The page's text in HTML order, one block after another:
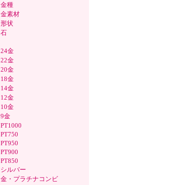
金種
金素材
形状
石
24金
22金
20金
18金
14金
12金
10金
9金
PT1000
PT750
PT950
PT900
PT850
シルバー
金・プラチナコンビ